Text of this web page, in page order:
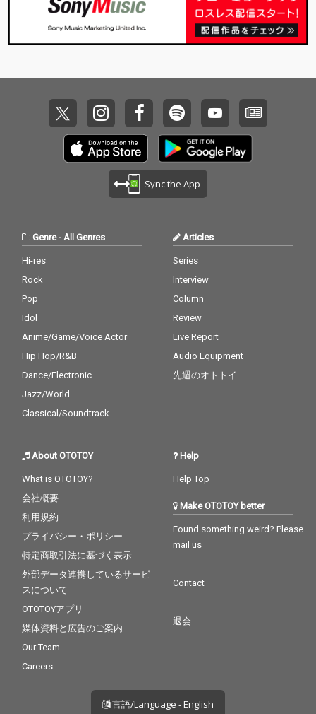
Sync the App
Genre- All Genres
Hi-res
Rock
Pop
Idol
Anime/Game/Voice Actor
Hip Hop/R&B
Dance/Electronic
Jazz/World
Classical/Soundtrack
Articles
Series
Interview
Column
Review
Live Report
Audio Equipment
先週のオトトイ
About OTOTOY
What is OTOTOY?
会社概要
利用規約
プライバシー・ポリシー
特定商取引法に基づく表示
外部データ連携しているサービ
スについて
OTOTOYアプリ
媒体資料と広告のご案内
Our Team
Careers
Help
Help Top
Make OTOTOY better
Found something weird? Please
mail us
Contact
退会
言語/Language - English